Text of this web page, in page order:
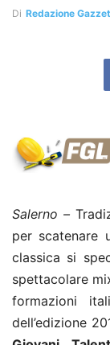
Di Redazione
Salerno –
per scatenare
classica si
spettacolare
formazioni
dell’edizione